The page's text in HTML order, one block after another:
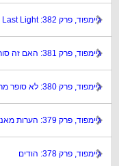
גיימפוד, פרק 382: First Light, Middle Light, Twilight, Last Light
גיימפוד, פרק 381: האם זה סורה?
גיימפוד, פרק 380: לא סופר מריו וורלד
גיימפוד, פרק 379: הערות מאנשים ברחוב
גיימפוד, פרק 378: הודים